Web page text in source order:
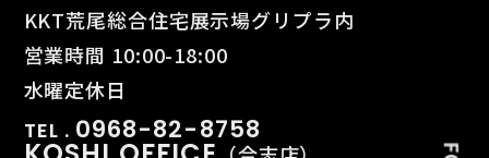
KKT荒尾総合住宅展示場グリプラ内
営業時間 10:00-18:00
水曜定休日
TEL . 0968-82-8758